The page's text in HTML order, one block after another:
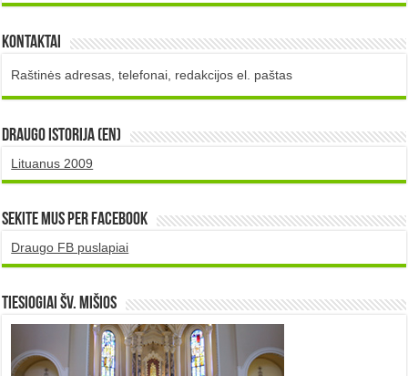
Kontaktai
Raštinės adresas, telefonai, redakcijos el. paštas
DRAUGO istorija (EN)
Lituanus 2009
Sekite mus per Facebook
Draugo FB puslapiai
TIESIOGIAI šv. MIŠIOS